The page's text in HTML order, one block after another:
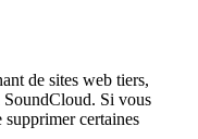
de sites web tiers,
Si vous
certaines